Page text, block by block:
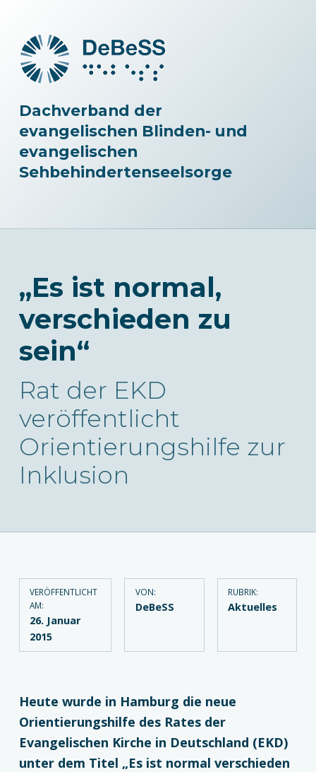
Dachverband der
evangelischen Blinden- und
evangelischen
Sehbehindertenseelsorge
„Es ist normal,
verschieden zu
sein“
Rat der EKD
veröffentlicht
Orientierungshilfe zur
Inklusion
VERÖFFENTLICHT
AM:
26. Januar
2015
VON:
DeBeSS
RUBRIK:
Aktuelles
Heute wurde in Hamburg die neue
Orientierungshilfe des Rates der
Evangelischen Kirche in Deutschland (EKD)
unter dem Titel „Es ist normal verschieden